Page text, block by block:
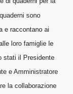
sono
e raccontano ai
loro famiglie le
stati il Presidente
e Amministratore
la collaborazione